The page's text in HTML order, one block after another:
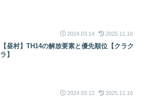
2024.03.14 2025.11.16
【昼村】TH14の解放要素と優先順位【クラク
ラ】
2024.03.12 2025.11.16